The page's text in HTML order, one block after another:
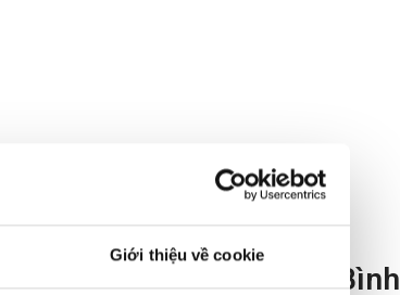
Giới thiệu về cookie
Audi đã có mặt tại Ninh Bình